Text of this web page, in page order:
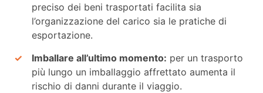
preciso dei beni trasportati facilita sia
l’organizzazione del carico sia le pratiche di
esportazione.
Imballare all’ultimo momento: per un trasporto
più lungo un imballaggio affrettato aumenta il
rischio di danni durante il viaggio.